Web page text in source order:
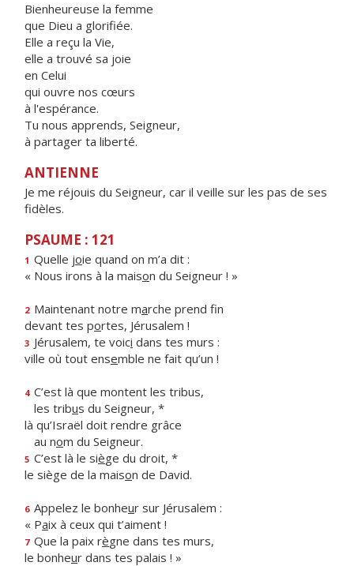
Bienheureuse la femme
que Dieu a glorifiée.
Elle a reçu la Vie,
elle a trouvé sa joie
en Celui
qui ouvre nos cœurs
à l'espérance.
Tu nous apprends, Seigneur,
à partager ta liberté.
ANTIENNE
Je me réjouis du Seigneur, car il veille sur les pas de ses
fidèles.
PSAUME : 121
1 Quelle joie quand on m’a dit :
« Nous irons à la maison du Seigneur ! »
2 Maintenant notre marche prend fin
devant tes portes, Jérusalem !
3 Jérusalem, te voici dans tes murs :
ville où tout ensemble ne fait qu’un !
4 C’est là que montent les tribus,
les tribus du Seigneur, *
là qu’Israël doit rendre grâce
au nom du Seigneur.
5 C’est là le siège du droit, *
le siège de la maison de David.
6 Appelez le bonheur sur Jérusalem :
« Paix à ceux qui t’aiment !
7 Que la paix règne dans tes murs,
le bonheur dans tes palais ! »